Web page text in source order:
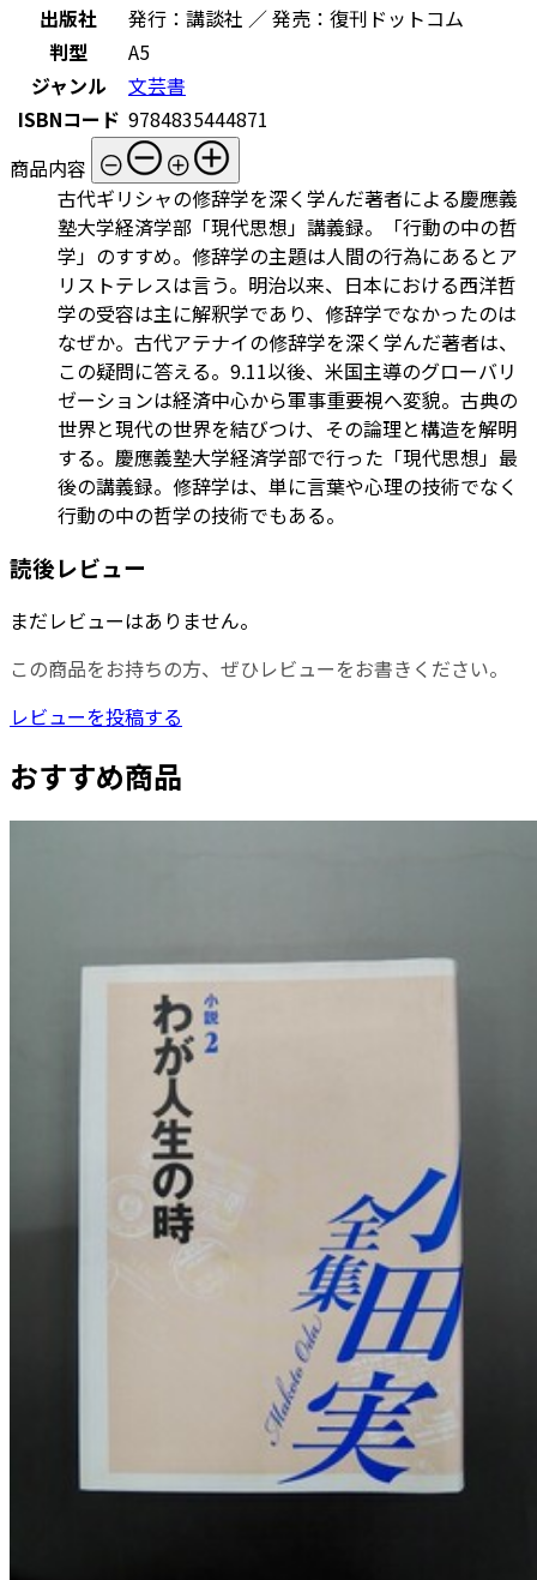
出版社
発行：講談社 ／ 発売：復刊ドットコム
判型
A5
ジャンル
文芸書
ISBNコード 9784835444871
商品内容
古代ギリシャの修辞学を深く学んだ著者による慶應義
塾大学経済学部「現代思想」講義録。「行動の中の哲
学」のすすめ。修辞学の主題は人間の行為にあるとア
リストテレスは言う。明治以来、日本における西洋哲
学の受容は主に解釈学であり、修辞学でなかったのは
なぜか。古代アテナイの修辞学を深く学んだ著者は、
この疑問に答える。9.11以後、米国主導のグローバリ
ゼーションは経済中心から軍事重要視へ変貌。古典の
世界と現代の世界を結びつけ、その論理と構造を解明
する。慶應義塾大学経済学部で行った「現代思想」最
後の講義録。修辞学は、単に言葉や心理の技術でなく
行動の中の哲学の技術でもある。
読後レビュー
まだレビューはありません。
この商品をお持ちの方、ぜひレビューをお書きください。
レビューを投稿する
おすすめ商品